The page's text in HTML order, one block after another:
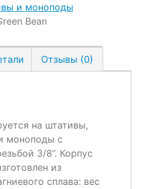
и моноподы
Bean
Отзывы (0)
на штативы,
моноподы с
3/8”. Корпус
из
сплава: вес